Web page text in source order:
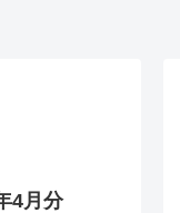
4月分